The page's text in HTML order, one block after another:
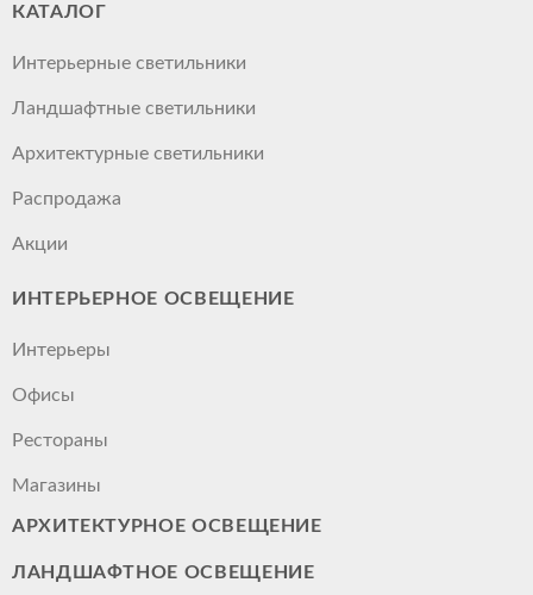
КАТАЛОГ
Интерьерные светильники
Ландшафтные светильники
Архитектурные светильники
Распродажа
Акции
ИНТЕРЬЕРНОЕ ОСВЕЩЕНИЕ
Интерьеры
Офисы
Рестораны
Магазины
АРХИТЕКТУРНОЕ ОСВЕЩЕНИЕ
ЛАНДШАФТНОЕ ОСВЕЩЕНИЕ